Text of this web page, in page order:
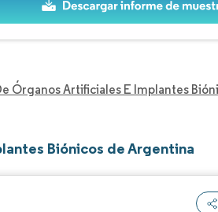
Órganos Artificiales E Implantes
Biónicos de Argentina